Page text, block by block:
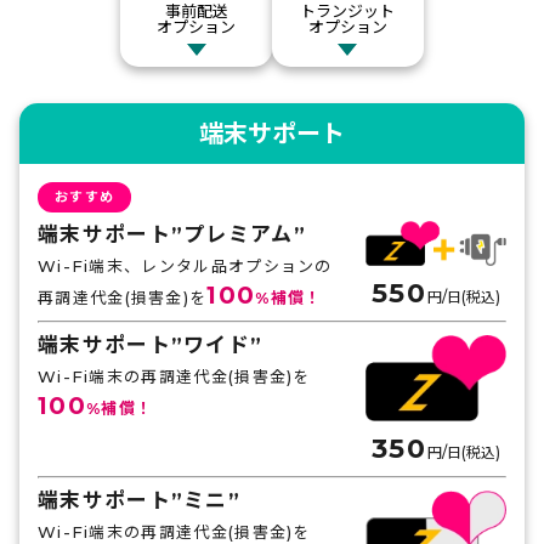
500MB 1GB
530円 860円 1,120
300MB 500MB 1GB 無制限
490円
スロバキア
300MB 500MB 1GB 無制限
580円 610円 1,120円
スロベニア
580円 610円 860円 1,120円
セルビア
事前配送
オプション
トランジット
オプション
端末サポート
おすすめ
端末サポート”プレミアム”
Wi-Fi端末、レンタル品オプションの
再調達代金(損害金)を100%補償！ 550 円/日(税込)
端末サポート”ワイド”
Wi-Fi端末の再調達代金(損害金)を
100%補償！
350 円/日(税込)
端末サポート”ミニ”
Wi-Fi端末の再調達代金(損害金)を